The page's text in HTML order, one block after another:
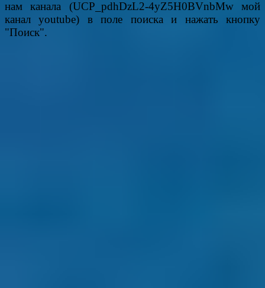
нам канала (UCP_pdhDzL2-4yZ5H0BVnbMw мой
канал youtube) в поле поиска и нажать кнопку
"Поиск".